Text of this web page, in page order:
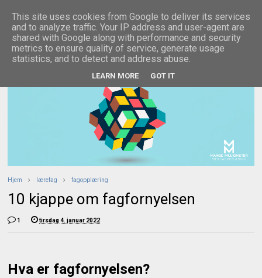
Hjem lærefag fagopplæring
10 kjappe om fagfornyelsen
1 tirsdag 4. januar 2022
Hva er fagfornyelsen?
This site uses cookies from Google to deliver its services
and to analyze traffic. Your IP address and user-agent are
shared with Google along with performance and security
metrics to ensure quality of service, generate usage
statistics, and to detect and address abuse.
LEARN MORE GOT IT